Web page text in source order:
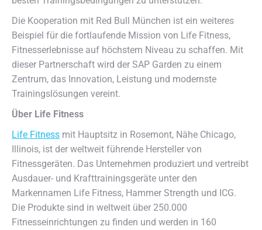
Die Kooperation mit Red Bull München ist ein weiteres
Beispiel für die fortlaufende Mission von Life Fitness,
Fitnesserlebnisse auf höchstem Niveau zu schaffen. Mit
dieser Partnerschaft wird der SAP Garden zu einem
Zentrum, das Innovation, Leistung und modernste
Trainingslösungen vereint.
Über Life Fitness
Life Fitness mit Hauptsitz in Rosemont, Nähe Chicago,
Illinois, ist der weltweit führende Hersteller von
Fitnessgeräten. Das Unternehmen produziert und vertreibt
Ausdauer- und Krafttrainingsgeräte unter den
Markennamen Life Fitness, Hammer Strength und ICG.
Die Produkte sind in weltweit über 250.000
Fitnesseinrichtungen zu finden und werden in 160